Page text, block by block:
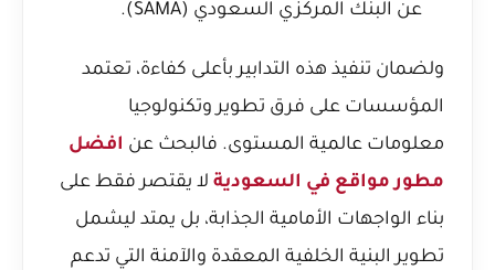
عن البنك المركزي السعودي (SAMA).
ولضمان تنفيذ هذه التدابير بأعلى كفاءة، تعتمد
المؤسسات على فرق تطوير وتكنولوجيا
معلومات عالمية المستوى. فالبحث عن افضل
مطور مواقع في السعودية لا يقتصر فقط على
بناء الواجهات الأمامية الجذابة، بل يمتد ليشمل
تطوير البنية الخلفية المعقدة والآمنة التي تدعم